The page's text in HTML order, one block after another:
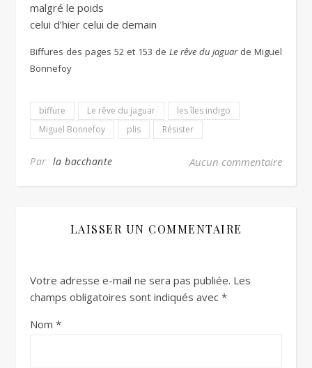
malgré le poids
celui d’hier celui de demain
Biffures des pages 52 et 153 de Le rêve du jaguar de Miguel
Bonnefoy
biffure Le rêve du jaguar
les îles indigo
Miguel Bonnefoy
plis Résister
Par la bacchante Aucun commentaire
LAISSER UN COMMENTAIRE
Votre adresse e-mail ne sera pas publiée. Les
champs obligatoires sont indiqués avec *
Nom *